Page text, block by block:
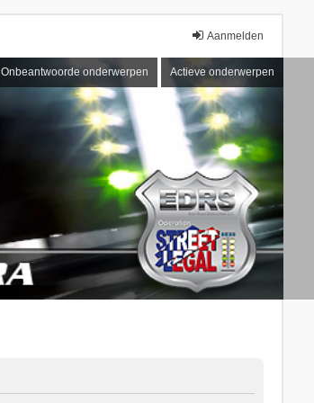
Aanmelden
Onbeantwoorde onderwerpen Actieve onderwerpen